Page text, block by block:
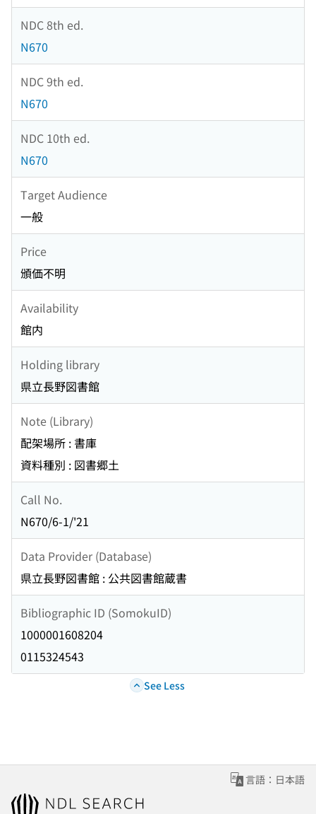
NDC 8th ed.
N670
NDC 9th ed.
N670
NDC 10th ed.
N670
Target Audience
一般
Price
頒価不明
Availability
館内
Holding library
県立長野図書館
Note (Library)
配架場所 : 書庫
資料種別 : 図書郷土
Call No.
N670/6-1/'21
Data Provider (Database)
県立長野図書館 : 公共図書館蔵書
Bibliographic ID (SomokuID)
1000001608204
0115324543
See Less
言語：日本語